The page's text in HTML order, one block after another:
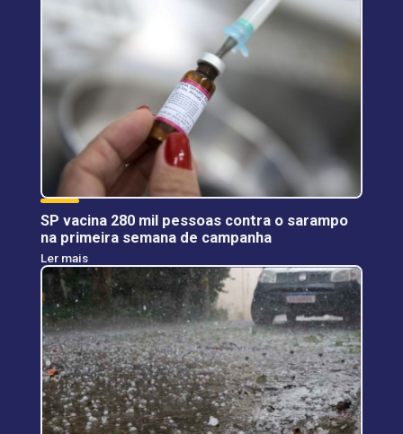
SP vacina 280 mil pessoas contra o sarampo
na primeira semana de campanha
Ler mais